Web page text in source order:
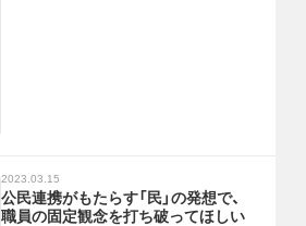
2023.03.15
公民連携がもたらす「民」の発想で、
職員の固定観念を打ち破ってほしい